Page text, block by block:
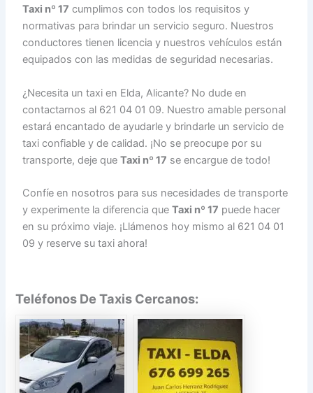
Taxi nº 17 cumplimos con todos los requisitos y
normativas para brindar un servicio seguro. Nuestros
conductores tienen licencia y nuestros vehículos están
equipados con las medidas de seguridad necesarias.
¿Necesita un taxi en Elda, Alicante? No dude en
contactarnos al 621 04 01 09. Nuestro amable personal
estará encantado de ayudarle y brindarle un servicio de
taxi confiable y de calidad. ¡No se preocupe por su
transporte, deje queTaxi nº 17 se encargue de todo!
Confíe en nosotros para sus necesidades de transporte
y experimente la diferencia queTaxi nº 17 puede hacer
en su próximo viaje. ¡Llámenos hoy mismo al 621 04 01
09 y reserve su taxi ahora!
Teléfonos De Taxis Cercanos: